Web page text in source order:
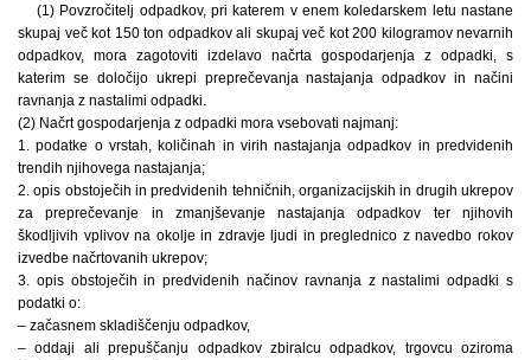
(1) Povzročitelj odpadkov, pri katerem v enem koledarskem letu nastane
skupaj več kot 150 ton odpadkov ali skupaj več kot 200 kilogramov nevarnih
odpadkov, mora zagotoviti izdelavo načrta gospodarjenja z odpadki, s
katerim se določijo ukrepi preprečevanja nastajanja odpadkov in načini
ravnanja z nastalimi odpadki.
(2) Načrt gospodarjenja z odpadki mora vsebovati najmanj:
1. podatke o vrstah, količinah in virih nastajanja odpadkov in predvidenih
trendih njihovega nastajanja;
2. opis obstoječih in predvidenih tehničnih, organizacijskih in drugih ukrepov
za preprečevanje in zmanjševanje nastajanja odpadkov ter njihovih
škodljivih vplivov na okolje in zdravje ljudi in preglednico z navedbo rokov
izvedbe načrtovanih ukrepov;
3. opis obstoječih in predvidenih načinov ravnanja z nastalimi odpadki s
podatki o:
– začasnem skladiščenju odpadkov,
– oddaji ali prepuščanju odpadkov zbiralcu odpadkov, trgovcu oziroma